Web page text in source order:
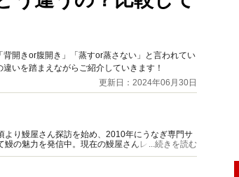
開きor腹開き」「蒸すor蒸さない」と言われてい
いを踏まえながらご紹介していきます！
更新日：2024年06月30日
り鰻屋さん探訪を始め、2010年にうなぎ専門サ
の魅力を発信中。現在の鰻屋さんレポート掲載
...続きを読む